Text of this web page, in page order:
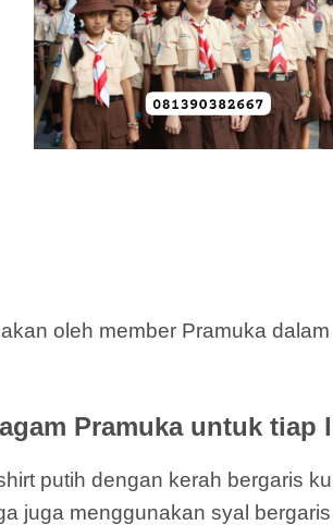
oleh member Pramuka
Pramuka untuk tiap
putih dengan kerah bergaris
juga menggunakan syal